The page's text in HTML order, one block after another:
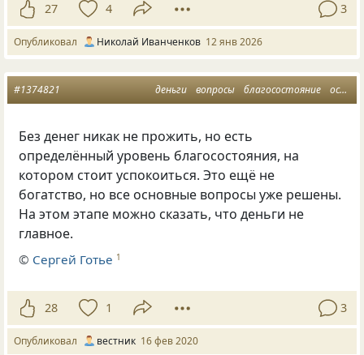
27 4 3
Опубликовал Николай Иванченков 12 янв 2026
деньги вопросы благосостояние основной вопрос
#1374821
Без денег никак не прожить, но есть
определённый уровень благосостояния, на
котором стоит успокоиться. Это ещё не
богатство, но все основные вопросы уже решены.
На этом этапе можно сказать, что деньги не
главное.
© Сергей Готье 1
28 1 3
Опубликовал вестник 16 фев 2020